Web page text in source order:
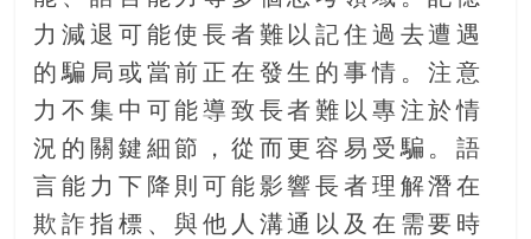
力減退可能使長者難以記住過去遭遇
的騙局或當前正在發生的事情。注意
力不集中可能導致長者難以專注於情
況的關鍵細節，從而更容易受騙。語
言能力下降則可能影響長者理解潛在
欺詐指標、與他人溝通以及在需要時